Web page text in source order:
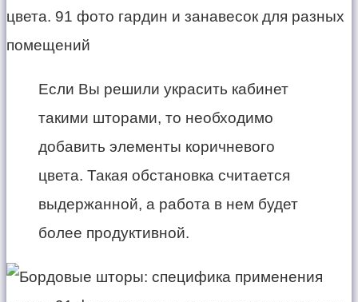
Если Вы решили украсить кабинет
такими шторами, то необходимо
добавить элементы коричневого
цвета. Такая обстановка считается
выдержанной, а работа в нем будет
более продуктивной.